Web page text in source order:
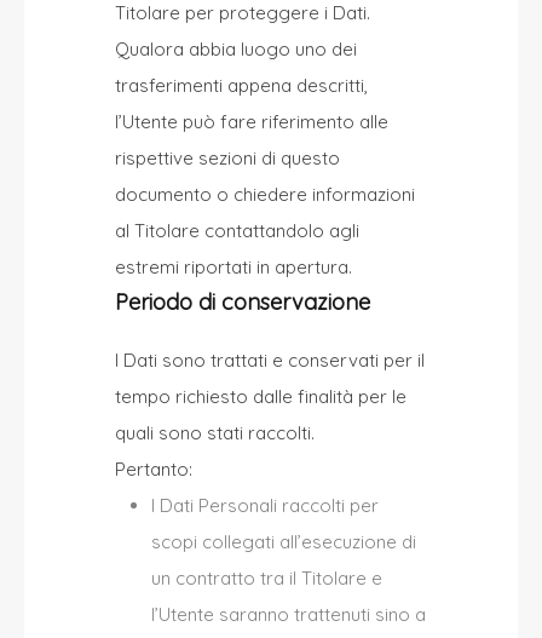
Titolare per proteggere i Dati.
Qualora abbia luogo uno dei
trasferimenti appena descritti,
l’Utente può fare riferimento alle
rispettive sezioni di questo
documento o chiedere informazioni
al Titolare contattandolo agli
estremi riportati in apertura.
Periodo di conservazione
I Dati sono trattati e conservati per il
tempo richiesto dalle finalità per le
quali sono stati raccolti.
Pertanto:
I Dati Personali raccolti per
scopi collegati all’esecuzione di
un contratto tra il Titolare e
l’Utente saranno trattenuti sino a